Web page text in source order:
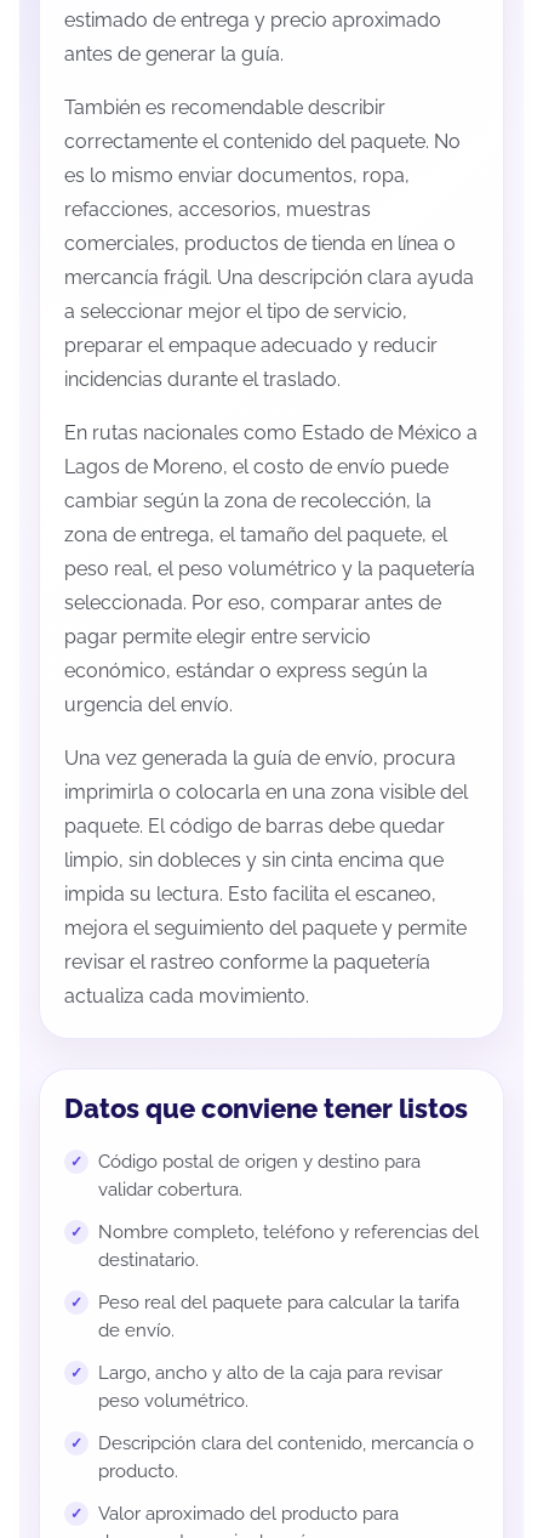
estimado de entrega y precio aproximado
antes de generar la guía.
También es recomendable describir
correctamente el contenido del paquete. No
es lo mismo enviar documentos, ropa,
refacciones, accesorios, muestras
comerciales, productos de tienda en línea o
mercancía frágil. Una descripción clara ayuda
a seleccionar mejor el tipo de servicio,
preparar el empaque adecuado y reducir
incidencias durante el traslado.
En rutas nacionales como Estado de México a
Lagos de Moreno, el costo de envío puede
cambiar según la zona de recolección, la
zona de entrega, el tamaño del paquete, el
peso real, el peso volumétrico y la paquetería
seleccionada. Por eso, comparar antes de
pagar permite elegir entre servicio
económico, estándar o express según la
urgencia del envío.
Una vez generada la guía de envío, procura
imprimirla o colocarla en una zona visible del
paquete. El código de barras debe quedar
limpio, sin dobleces y sin cinta encima que
impida su lectura. Esto facilita el escaneo,
mejora el seguimiento del paquete y permite
revisar el rastreo conforme la paquetería
actualiza cada movimiento.
Datos que conviene tener listos
Código postal de origen y destino para
validar cobertura.
Nombre completo, teléfono y referencias del
destinatario.
Peso real del paquete para calcular la tarifa
de envío.
Largo, ancho y alto de la caja para revisar
peso volumétrico.
Descripción clara del contenido, mercancía o
producto.
Valor aproximado del producto para